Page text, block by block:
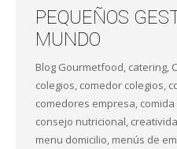
PEQUEÑOS
MUNDO
Blog Gourmetfood catering
colegios comedor colegios
comedores empresa
consejo nutricional
menu domicilio menús de